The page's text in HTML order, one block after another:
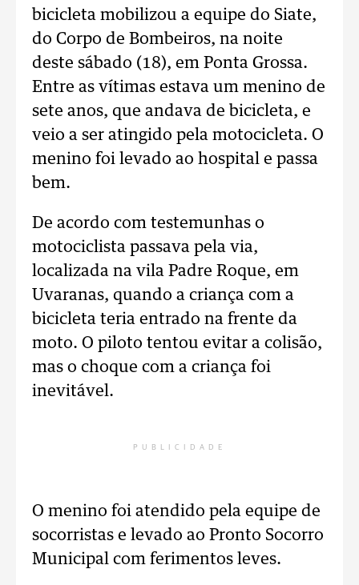
bicicleta mobilizou a equipe do Siate,
do Corpo de Bombeiros, na noite
deste sábado (18), em Ponta Grossa.
Entre as vítimas estava um menino de
sete anos, que andava de bicicleta, e
veio a ser atingido pela motocicleta. O
menino foi levado ao hospital e passa
bem.
De acordo com testemunhas o
motociclista passava pela via,
localizada na vila Padre Roque, em
Uvaranas, quando a criança com a
bicicleta teria entrado na frente da
moto. O piloto tentou evitar a colisão,
mas o choque com a criança foi
inevitável.
PUBLICIDADE
O menino foi atendido pela equipe de
socorristas e levado ao Pronto Socorro
Municipal com ferimentos leves.